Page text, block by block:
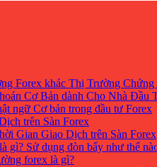
Forex khác Thị Trường Chứng
Cơ Bản dành Cho Nhà Đầu
ngữ Cơ bản trong đầu tư Forex
trên Sàn Forex
Gian Giao Dịch trên Sàn Forex
gì? Sử dụng đòn bẩy như thế
forex là gì?